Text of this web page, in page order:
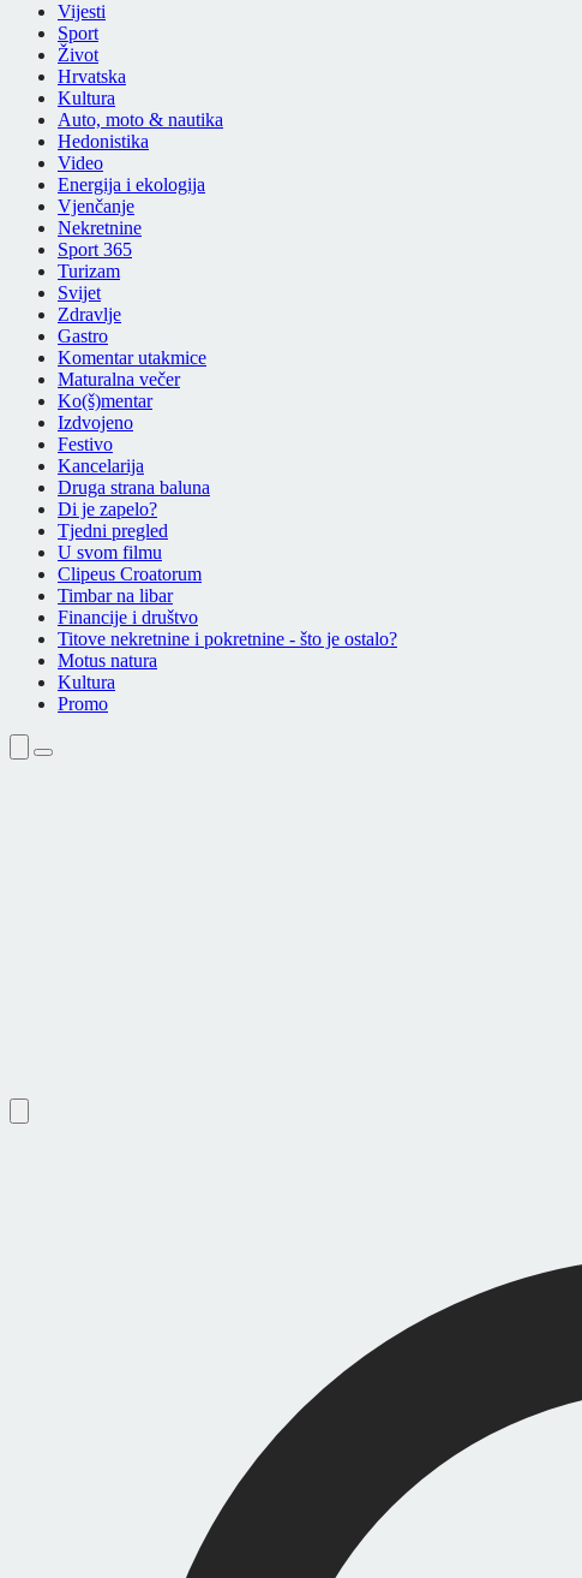
Vijesti
Sport
Život
Hrvatska
Kultura
Auto, moto & nautika
Hedonistika
Video
Energija i ekologija
Vjenčanje
Nekretnine
Sport 365
Turizam
Svijet
Zdravlje
Gastro
Komentar utakmice
Maturalna večer
Ko(š)mentar
Izdvojeno
Festivo
Kancelarija
Druga strana baluna
Di je zapelo?
Tjedni pregled
U svom filmu
Clipeus Croatorum
Timbar na libar
Financije i društvo
Titove nekretnine i pokretnine - što je ostalo?
Motus natura
Kultura
Promo